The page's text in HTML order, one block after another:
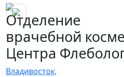
Отделение
врачебной
Центра
Владивосток,